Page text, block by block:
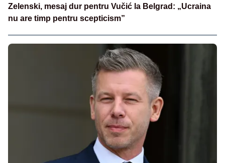
Zelenski, mesaj dur pentru Vučić la Belgrad: „Ucraina
nu are timp pentru scepticism”